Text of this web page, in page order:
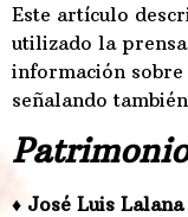
Este artículo
utilizado la
información
señalando
♦ José Luis Lalana